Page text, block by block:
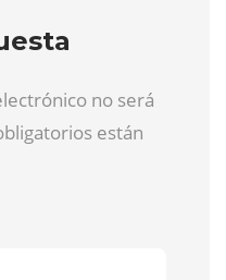
no será
están